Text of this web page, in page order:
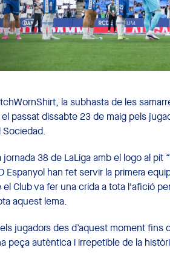
la subhasta de les
passat dissabte 23 de maig pels
Sociedad.
38 de LaLiga amb el logo al pit
Espanyol han fet servir la primera
Club va fer una crida a tota l'afició
aquest lema.
jugadors des d’aquest moment fins
peça autèntica i irrepetible de la